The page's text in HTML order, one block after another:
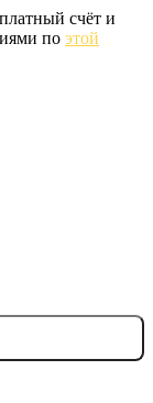
счёт и
по этой